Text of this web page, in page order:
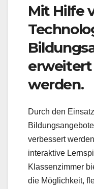
Mit Hilfe
erweitert
werden.
Durch den
verbessert
interaktive
Klassenzimmer
die Möglichkeit,